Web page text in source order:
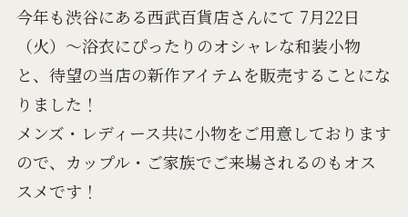
今年も渋谷にある西武百貨店さんにて 7月22日
（火）～浴衣にぴったりのオシャレな和装小物
と、待望の当店の新作アイテムを販売することにな
りました！
メンズ・レディース共に小物をご用意しております
ので、カップル・ご家族でご来場されるのもオス
スメです！